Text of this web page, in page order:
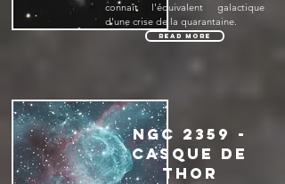
connaît l'équivalent galactique
d'une crise de la quarantaine.
Read More
NGC 2359 -
Casque de
Thor